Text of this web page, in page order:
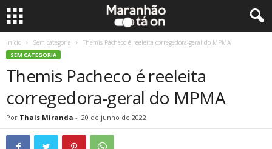
Início Sem categoria Themis Pacheco é reeleita corregedora-geral do MPMA
SEM CATEGORIA
Themis Pacheco é reeleita
corregedora-geral do MPMA
Por Thais Miranda - 20 de junho de 2022